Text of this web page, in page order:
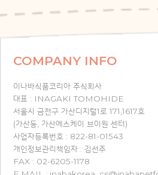
COMPANY INFO
이나바식품코리아 주식회사
대표 : INAGAKI TOMOHIDE
서울시 금천구 가산디지털1로 171,1617호
(가산동, 가산에스케이 브이원 센터)
사업자등록번호 : 822-81-01543
개인정보관리책임자 : 김선주
FAX : 02-6205-1178